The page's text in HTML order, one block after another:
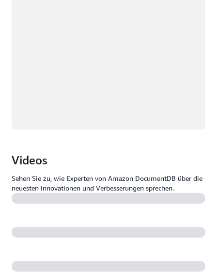
Videos
Sehen Sie zu, wie Experten von Amazon DocumentDB über die
neuesten Innovationen und Verbesserungen sprechen.